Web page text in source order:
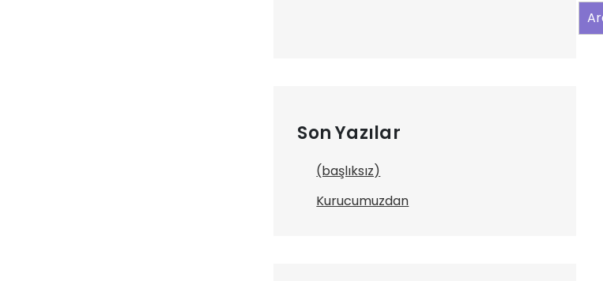
Son Yazılar
(başlıksız)
Kurucumuzdan